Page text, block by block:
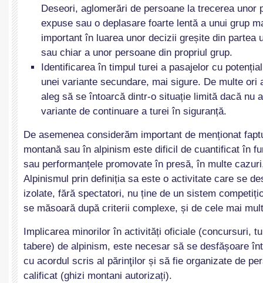
Deseori, aglomerări de persoane la trecerea unor
expuse sau o deplasare foarte lentă a unui grup
important în luarea unor decizii greșite din partea
sau chiar a unor persoane din propriul grup.
Identificarea în timpul turei a pasajelor cu
unei variante secundare, mai sigure. De multe ori
aleg să se întoarcă dintr-o situație limită dacă nu
variante de continuare a turei în siguranță.
De asemenea considerăm important de menționat
montană sau în alpinism este dificil de cuantificat în
sau performanțele promovate în presă, în multe
Alpinismul prin definiția sa este o activitate care se
izolate, fără spectatori, nu ține de un sistem
se măsoară după criterii complexe, și de cele mai
Implicarea minorilor în activități oficiale (concursuri,
tabere) de alpinism, este necesar să se desfășoare
cu acordul scris al părinţilor și să fie organizate de
calificat (ghizi montani autorizați).